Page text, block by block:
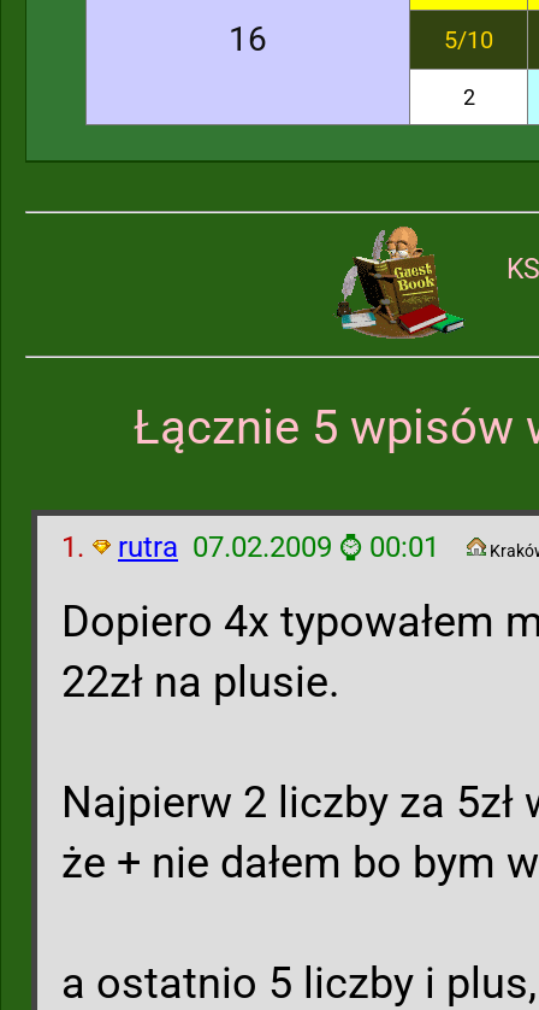
16 5/10
2
Łącznie 5 wpisów
1. rutra 07.02.2009 ⌚ 00:01
Dopiero 4x typowałem
22zł na plusie.
Najpierw 2 liczby za 5zł
że + nie dałem bo bym
a ostatnio 5 liczby i